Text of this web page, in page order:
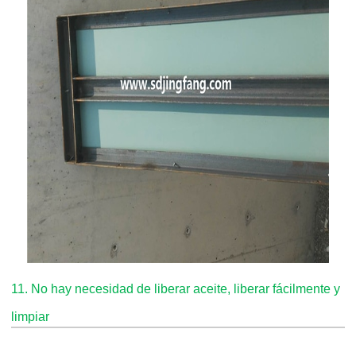
11. No hay necesidad de liberar aceite, liberar fácilmente y
limpiar